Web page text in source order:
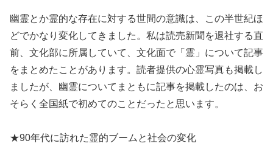
幽霊とか霊的な存在に対する世間の意識は、この半世紀ほ
どでかなり変化してきました。私は読売新聞を退社する直
前、文化部に所属していて、文化面で「霊」について記事
をまとめたことがあります。読者提供の心霊写真も掲載し
ましたが、幽霊についてまともに記事を掲載したのは、お
そらく全国紙で初めてのことだったと思います。
★90年代に訪れた霊的ブームと社会の変化